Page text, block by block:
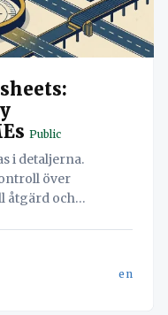
Public
i detaljerna.
över
åtgärd och
en